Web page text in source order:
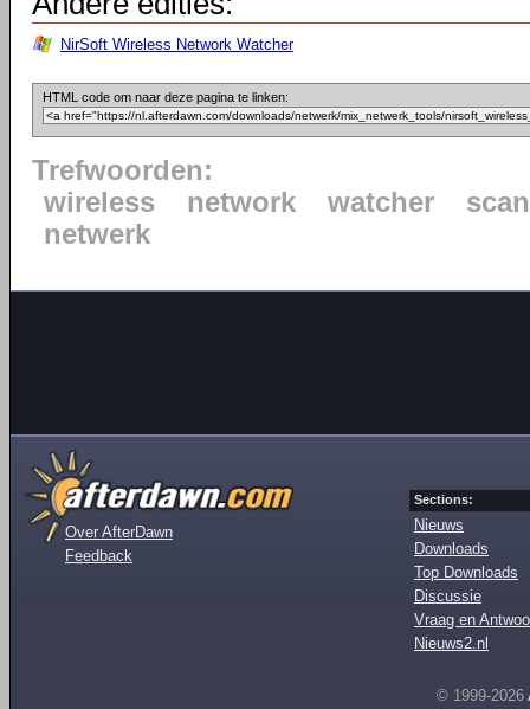
NirSoft Wireless Network Watcher
HTML code om naar deze pagina te linken:
Trefwoorden:
wireless
network watcher
scan
netwerk
Over AfterDawn
Feedback
Sections:
Nieuws
Downloads
Top Downloads
Discussie
Vraag en
Nieuws2.nl
© 1999-2026